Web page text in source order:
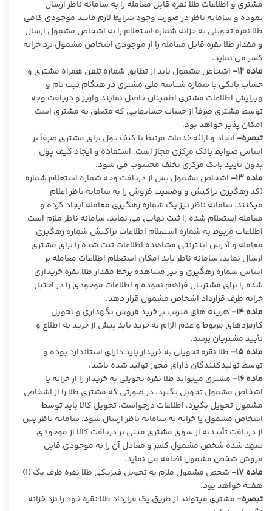
مشتری و اطلاعات طلا نقره قابل معامله را به سامانه ناظر ارسال
نموده و سامانه ناظر در صورت وجود شرایط لازم مانند موجودی کافی
طلا نقره تحویلی به خزانه شماره استعلام را به اشخاص مشمول ارسال
و مقدار طلا نقره قابل معامله را از موجودی اشخاص مشمول نزد خزانه
کسر می نماید.
ماده ۱۲-
اشخاص مشمول باید از تطابق شماره تلفن همراه مشتری و
حساب بانکی با شماره شناسه ملی مشتری در هنگام ثبت نام و
ویرایش اطلاعات مشتری اطمینان حاصل نمایند واریز و دریافت وجه
توسط مشتری صرفاً از حساب حسابهایی که متعلق به مشتری است
امکان پذیر خواهد بود.
تبصره- ایجاد و ارائه خدمات مرتبط با کیف پول برای مشتری صرفاً بر
اساس ضوابط بانک مرکزی مجاز است. استفاده و ایجاد کیف پول
بدون تأیید بانک مرکزی تخلف محسوب می شود.
ماده ۱۳-
اشخاص مشمول پس از دریافت وجه شماره استعلام شماره
(کد رهگیری تراکنش و وضعیت فروش را به سامانه ناظر اعلام
میکنند. سامانه ناظر نیز یک شماره رهگیری معامله ایجاد کرده و
معامله استعلام شده را ثبت نهایی می نماید. سامانه ناظر ملزم است
اطلاعات مربوط به شماره استعلام اطلاعات تراکنش شماره رهگیری
معامله و آدرس اینترنتی مشاهده اطلاعات ثبت شده را برای مشتری
ارسال نماید. سامانه ناظر باید امکان استعلام اطلاعات معامله بر
اساس شماره رهگیری و نیز مشاهده برخط مقدار طلا نقره خریداری
شده را برای مشتریان فراهم نموده و اطلاعات موجودی را در اختیار
خزانه طرف قرارداد اشخاص مشمول قرار دهد.
ماده ۱۴-
هزینه های مترتب بر خرید فروش نگهداری و تحویل
کارمزدهای مربوط و عدم الزام به خرید باید پیش از خرید به اطلاع و
تأیید مشتریان برسد.
ماده ۱۵-
طلا نقره تحویلی به خریدار باید دارای استاندارد بوده و
توسط تولیدکنندگان دارای مجوز تولید شده باشد.
ماده ۱۶-
مشتری میتواند طلا نقره تحویلی به خریدار را از خزانه یا
اشخاص مشمول تحویل بگیرد. در صورتی که مشتری طلا را از اشخاص
مشمول تحویل بگیرد، اطلاعات درخواست. تحویل کالا باید توسط
اشخاص مشمول یا خزانه به سامانه ناظر ارسال شود. سامانه ناظر پس
از دریافت تأییدیه از سوی مشتری مبنی بر دریافت کالا از موجودی
تعهد شده شخص مشمول کسر و معادل آن را به موجودی قابل
فروش شخص مشمول اضافه می نماید.
ماده ۱۷-
شخص مشمول ملزم به تحویل فیزیکی طلا نقره ظرف یک (۱)
هفته خواهد بود.
تبصره- مشتری میتواند از طریق یک قرارداد طلا نقره خود را نزد خزانه